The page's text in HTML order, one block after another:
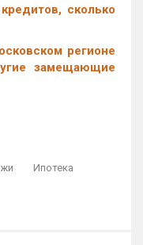
сколько
регионе
замещающие
Ипотека